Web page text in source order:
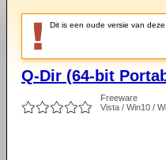
Dit is een oude versie van
Q-Dir (64-bit
Freeware
Vista / Win10 /